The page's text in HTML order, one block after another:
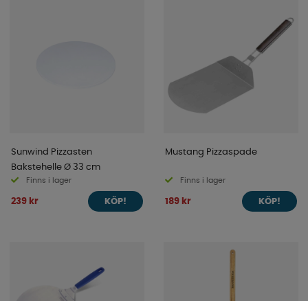
Sunwind Pizzasten
Bakstehelle Ø 33 cm
Finns i lager
239 kr KÖP!
Mustang Pizzaspade
Finns i lager
189 kr KÖP!